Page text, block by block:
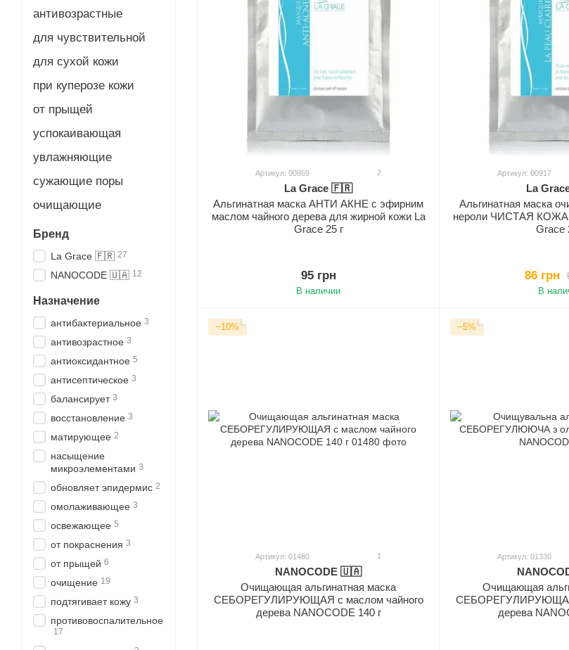
Артикул: 00869 2
La Grace 🇫🇷
Альгинатная маска АНТИ АКНЕ с эфирним
маслом чайного дерева для жирной кожи La
Grace 25 г
95 грн
В наличии
Артикул: 00917
La
Альгинатная маска
нероли ЧИСТАЯ КОЖА
Grace
86 грн
В
−10%
Артикул: 01480 1
NANOCODE 🇺🇦
Очищающая альгинатная маска
СЕБОРЕГУЛИРУЮЩАЯ с маслом чайного
дерева NANOCODE 140 г
−5%
Артикул: 01330
Очищающая
СЕБОРЕГУЛИРУЮЩАЯ
дерева
антивозрастные
для чувствительной
для сухой кожи
при куперозе кожи
от прыщей
успокаивающая
увлажняющие
сужающие поры
очищающие
Бренд
La Grace 🇫🇷 27
NANOCODE 🇺🇦 12
Назначение
антибактериальное 3
антивозрастное 3
антиоксидантное 5
антисептическое 3
балансирует 3
восстановление 3
матирующее 2
насыщение
микроэлементами 3
обновляет эпидермис 2
омолаживающее 3
освежающее 5
от покраснения 3
от прыщей 6
очищение 19
подтягивает кожу 3
противовоспалительное
17